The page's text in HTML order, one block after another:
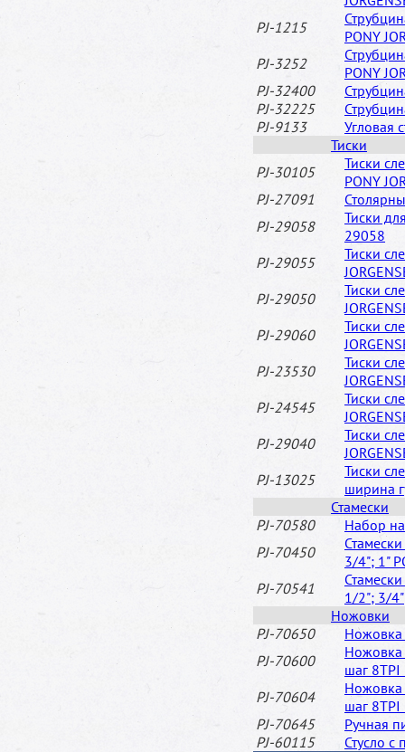
PJ-1215
PONY
PJ-3252
PONY
PJ-32400
PJ-32225
PJ-9133
Угловая
Тиски
PJ-30105
Тиски
PONY
PJ-27091
PJ-29058
Тиски
29058
PJ-29055
Тиски
PJ-29050
Тиски
PJ-29060
Тиски
PJ-23530
Тиски
PJ-24545
Тиски
PJ-29040
Тиски
PJ-13025
Тиски
ширина
Стамески
PJ-70580
Набор
PJ-70450
3/4"; 1"
PJ-70541
1/2"; 3/
Ножовки
PJ-70650
Ножовка
PJ-70600
Ножовка
шаг 8TPI
PJ-70604
Ножовка
шаг 8TPI
PJ-70645
Ручная
PJ-60115
Стусло с